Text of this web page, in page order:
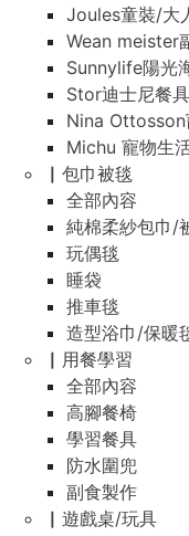
Joules童裝/大
Wean meister
Sunnylife陽光
Stor迪士尼餐
Nina Ottosson
Michu 寵物生
▏包巾被毯
全部內容
純棉柔紗包巾/
玩偶毯
睡袋
推車毯
造型浴巾/保暖
▏用餐學習
全部內容
高腳餐椅
學習餐具
防水圍兜
副食製作
▏遊戲桌/玩具